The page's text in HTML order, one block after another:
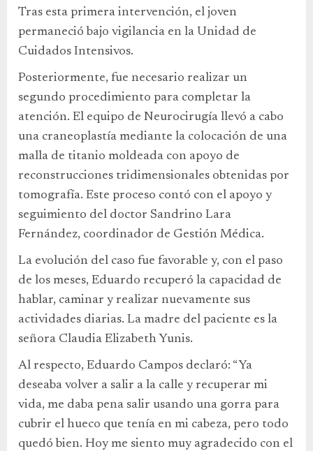
Tras esta primera intervención, el joven
permaneció bajo vigilancia en la Unidad de
Cuidados Intensivos.
Posteriormente, fue necesario realizar un
segundo procedimiento para completar la
atención. El equipo de Neurocirugía llevó a cabo
una craneoplastía mediante la colocación de una
malla de titanio moldeada con apoyo de
reconstrucciones tridimensionales obtenidas por
tomografía. Este proceso contó con el apoyo y
seguimiento del doctor Sandrino Lara
Fernández, coordinador de Gestión Médica.
La evolución del caso fue favorable y, con el paso
de los meses, Eduardo recuperó la capacidad de
hablar, caminar y realizar nuevamente sus
actividades diarias. La madre del paciente es la
señora Claudia Elizabeth Yunis.
Al respecto, Eduardo Campos declaró: “Ya
deseaba volver a salir a la calle y recuperar mi
vida, me daba pena salir usando una gorra para
cubrir el hueco que tenía en mi cabeza, pero todo
quedó bien. Hoy me siento muy agradecido con el